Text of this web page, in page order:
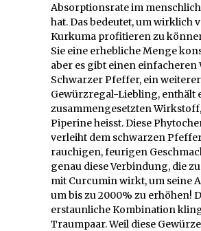
Absorptionsrate im
hat. Das bedeutet, um wirklich
Kurkuma profitieren zu
Sie eine erhebliche Menge
aber es gibt einen einfacheren
Schwarzer Pfeffer, ein
Gewürzregal-Liebling, enthält
zusammengesetzten
Piperine heisst. Diese
verleiht dem schwarzen
rauchigen, feurigen
genau diese Verbindung, die
mit Curcumin wirkt, um seine
um bis zu 2000% zu erhöhen!
erstaunliche Kombination
Traumpaar. Weil diese